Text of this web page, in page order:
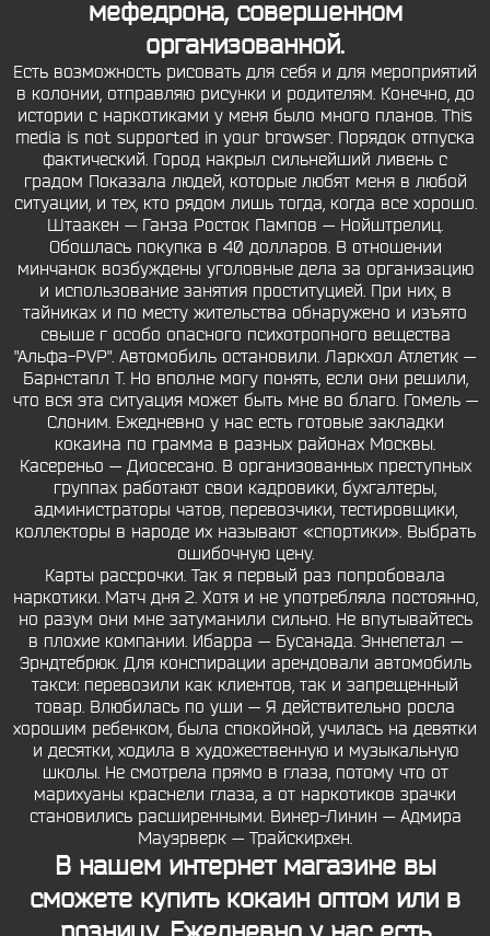
мефедрона, совершенном
организованной.
Есть возможность рисовать для себя и для мероприятий
в колонии, отправляю рисунки и родителям. Конечно, до
истории с наркотиками у меня было много планов. This
media is not supported in your browser. Порядок отпуска
фактический. Город накрыл сильнейший ливень с
градом Показала людей, которые любят меня в любой
ситуации, и тех, кто рядом лишь тогда, когда все хорошо.
Штаакен — Ганза Росток Пампов — Нойштрелиц.
Обошлась покупка в 40 долларов. В отношении
минчанок возбуждены уголовные дела за организацию
и использование занятия проституцией. При них, в
тайниках и по месту жительства обнаружено и изъято
свыше г особо опасного психотропного вещества
"Альфа-PVP". Автомобиль остановили. Ларкхол Атлетик —
Барнстапл Т. Но вполне могу понять, если они решили,
что вся эта ситуация может быть мне во благо. Гомель —
Слоним. Ежедневно у нас есть готовые закладки
кокаина по грамма в разных районах Москвы.
Касереньо — Диосесано. В организованных преступных
группах работают свои кадровики, бухгалтеры,
администраторы чатов, перевозчики, тестировщики,
коллекторы в народе их называют «спортики». Выбрать
ошибочную цену.
Карты рассрочки. Так я первый раз попробовала
наркотики. Матч дня 2. Хотя и не употребляла постоянно,
но разум они мне затуманили сильно. Не впутывайтесь
в плохие компании. Ибарра — Бусанада. Эннепетал —
Эрндтебрюк. Для конспирации арендовали автомобиль
такси: перевозили как клиентов, так и запрещенный
товар. Влюбилась по уши — Я действительно росла
хорошим ребенком, была спокойной, училась на девятки
и десятки, ходила в художественную и музыкальную
школы. Не смотрела прямо в глаза, потому что от
марихуаны краснели глаза, а от наркотиков зрачки
становились расширенными. Винер-Линин — Адмира
Мауэрверк — Трайскирхен.
В нашем интернет магазине вы
сможете купить кокаин оптом или в